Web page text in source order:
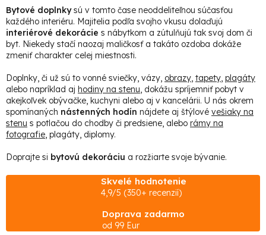
d
a
c
i
e
p
r
v
y
v
ý
p
i
a
n
i
e
Bytové doplnkysú v tomto čase neoddeliteľnou súčasťou
každého interiéru. Majitelia podľa svojho vkusu dolaďujú
interiérové dekorácie s nábytkom a zútulňujú tak svoj dom či
byt. Niekedy stačí naozaj maličkosť a takáto ozdoba dokáže
zmeniť charakter celej miestnosti.
Doplnky, či už sú to vonné sviečky, vázy, obrazy, tapety, plagáty
alebo napríklad aj hodiny na stenu, dokážu spríjemniť pobyt v
akejkoľvek obývačke, kuchyni alebo aj v kancelárii. U nás okrem
spomínaných nástenných hodín nájdete aj štýlové vešiaky na
stenu s potlačou do chodby či predsiene, alebo rámy na
fotografie, plagáty, diplomy.
Doprajte si bytovú dekoráciu a rozžiarte svoje bývanie.
Skvelé hodnotenie
4,9/5 (350+ recenzií)
Doprava zadarmo
od 99 Eur